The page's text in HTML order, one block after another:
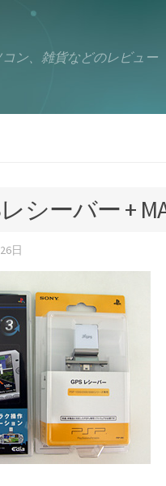
ン、雑貨などのレビュー
レシーバー +
日